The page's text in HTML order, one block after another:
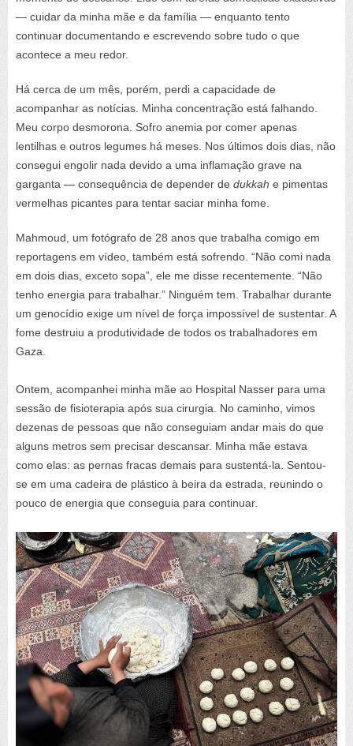
— cuidar da minha mãe e da família — enquanto tento
continuar documentando e escrevendo sobre tudo o que
acontece a meu redor.
Há cerca de um mês, porém, perdi a capacidade de
acompanhar as notícias. Minha concentração está falhando.
Meu corpo desmorona. Sofro anemia por comer apenas
lentilhas e outros legumes há meses. Nos últimos dois dias, não
consegui engolir nada devido a uma inflamação grave na
garganta — consequência de depender de dukkah e pimentas
vermelhas picantes para tentar saciar minha fome.
Mahmoud, um fotógrafo de 28 anos que trabalha comigo em
reportagens em vídeo, também está sofrendo. “Não comi nada
em dois dias, exceto sopa”, ele me disse recentemente. “Não
tenho energia para trabalhar.” Ninguém tem. Trabalhar durante
um genocídio exige um nível de força impossível de sustentar. A
fome destruiu a produtividade de todos os trabalhadores em
Gaza.
Ontem, acompanhei minha mãe ao Hospital Nasser para uma
sessão de fisioterapia após sua cirurgia. No caminho, vimos
dezenas de pessoas que não conseguiam andar mais do que
alguns metros sem precisar descansar. Minha mãe estava
como elas: as pernas fracas demais para sustentá-la. Sentou-
se em uma cadeira de plástico à beira da estrada, reunindo o
pouco de energia que conseguia para continuar.